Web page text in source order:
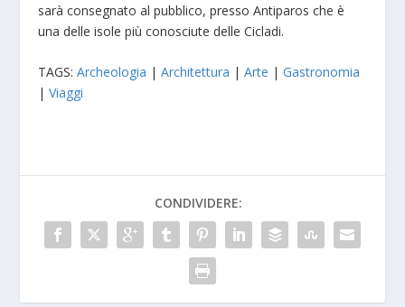
sarà consegnato al pubblico, presso Antiparos che è
una delle isole più conosciute delle Cicladi.
TAGS:Archeologia |Architettura |Arte |Gastronomia
|Viaggi
CONDIVIDERE: